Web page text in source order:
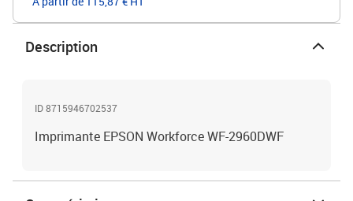
Description
ID 8715946702537
Imprimante EPSON Workforce WF-2960DWF